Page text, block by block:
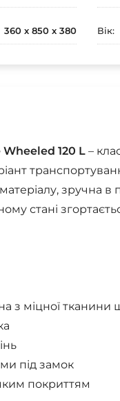
360 х 850 х 380 Вік:
Wheeled 120 L –
зручна
стані
з міцної тканини
під замок
покриттям